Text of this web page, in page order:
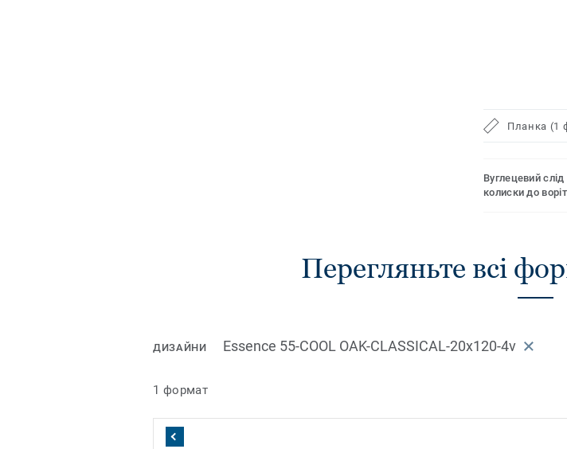
Tarkett
витончені
Планка (1
Вуглецевий
колиски до
Перегляньте всі
ДИЗАЙНИ Essence 55-COOL OAK-CLASSICAL-20x120-4v
1 формат